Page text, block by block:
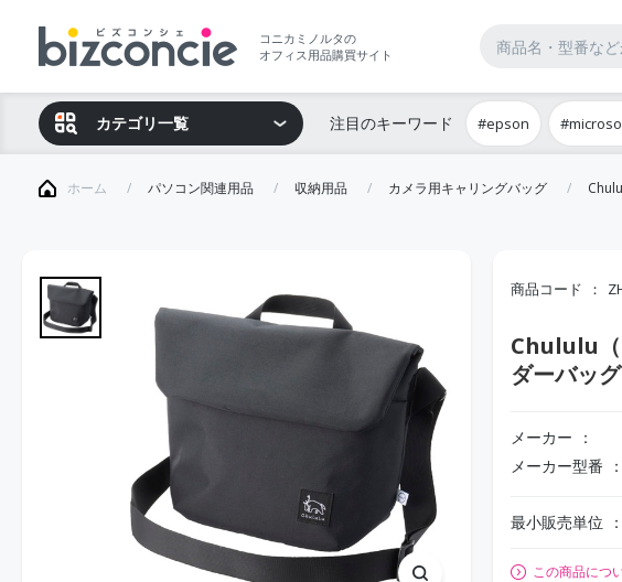
コニカミノルタの
オフィス用品購買サイト
カテゴリ一覧 注目のキーワード #epson
ホーム パソコン関連用品 収納用品 カメラ用キャリングバッグ
商品コード
Chululu（
ダーバッ
メーカー
メーカー型番
最小販売単位
この商品につ